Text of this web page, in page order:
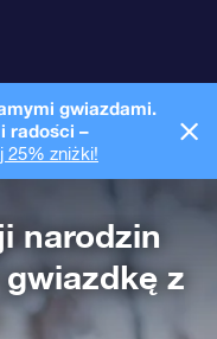
gwiazdami.
radości –
25% zniżki!
narodzin
gwiazdkę z